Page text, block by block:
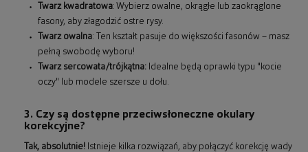
Twarz kwadratowa: Wybierz owalne, okrągłe lub zaokrąglone
fasony, aby złagodzić ostre rysy.
Twarz owalna: Ten kształt pasuje do większości fasonów – masz
pełną swobodę wyboru!
Twarz sercowata/trójkątna: Idealne będą oprawki typu "kocie
oczy" lub modele szersze u dołu.
3. Czy są dostępne przeciwsłoneczne okulary
korekcyjne?
Tak, absolutnie! Istnieje kilka rozwiązań, aby połączyć korekcję wady